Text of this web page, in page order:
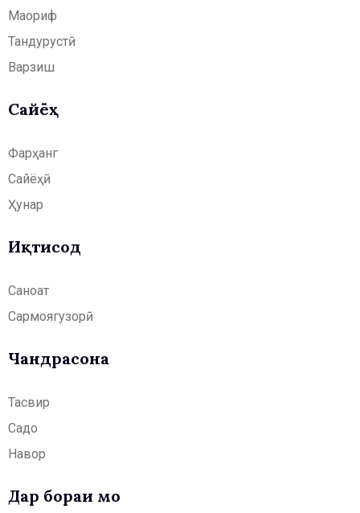
Маориф
Тандурустӣ
Варзиш
Сайёҳӣ
Фарҳанг
Сайёҳӣ
Ҳунар
Иқтисод
Саноат
Сармоягузорӣ
Чандрасонаӣ
Тасвир
Садо
Навор
Дар бораи мо